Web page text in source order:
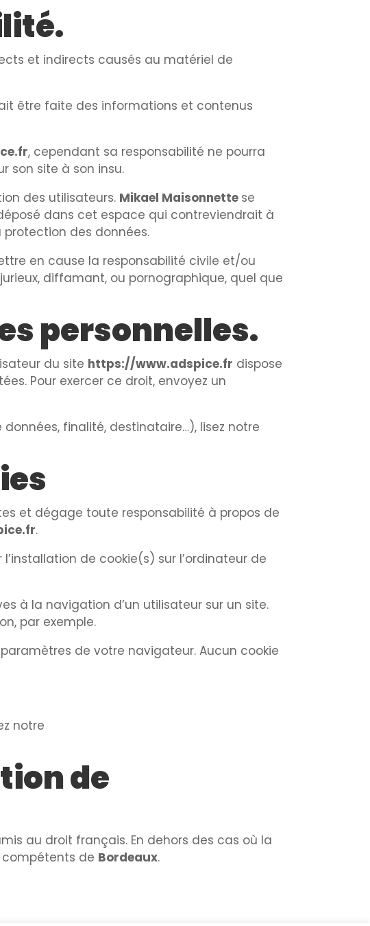
et indirects causés au matériel de
être faite des informations et contenus
, cependant sa responsabilité ne pourra
son site à son insu.
des utilisateurs. Mikael Maisonnette se
dans cet espace qui contreviendrait à
des données.
en cause la responsabilité civile et/ou
diffamant, ou pornographique, quel que
personnelles.
du site https://www.adspice.fr dispose
Pour exercer ce droit, envoyez un
finalité, destinataire…), lisez notre
et dégage toute responsabilité à propos de
.
de cookie(s) sur l’ordinateur de
à la navigation d’un utilisateur sur un site.
par exemple.
de votre navigateur. Aucun cookie
notre
de
au droit français. En dehors des cas où la
de Bordeaux.